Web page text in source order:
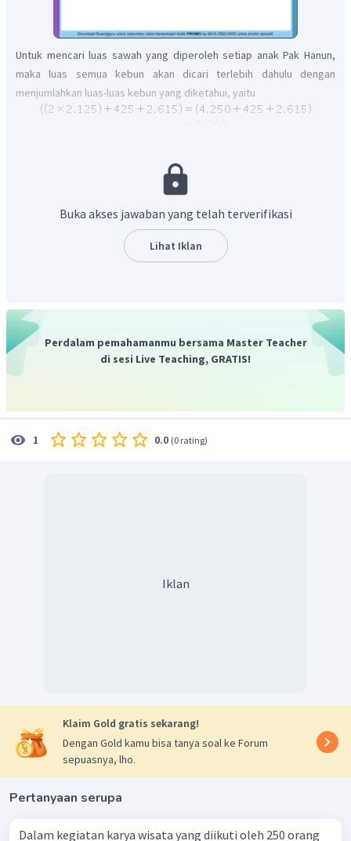
Untuk mencari luas sawah yang diperoleh setiap anak Pak Hanun,
maka luas semua kebun akan dicari terlebih dahulu dengan
menjumlahkan luas-luas kebun yang diketahui, yaitu
Jadi, luas kebun yang diperoleh setiap anak Pak Hanun adalah
.
Buka akses jawaban yang telah terverifikasi
Lihat Iklan
Perdalam pemahamanmu bersama Master Teacher
di sesi Live Teaching, GRATIS!
1 0.0 (0 rating)
Iklan
Klaim Gold gratis sekarang!
Dengan Gold kamu bisa tanya soal ke Forum
sepuasnya, lho.
Pertanyaan serupa
Dalam kegiatan karya wisata yang diikuti oleh 250 orang